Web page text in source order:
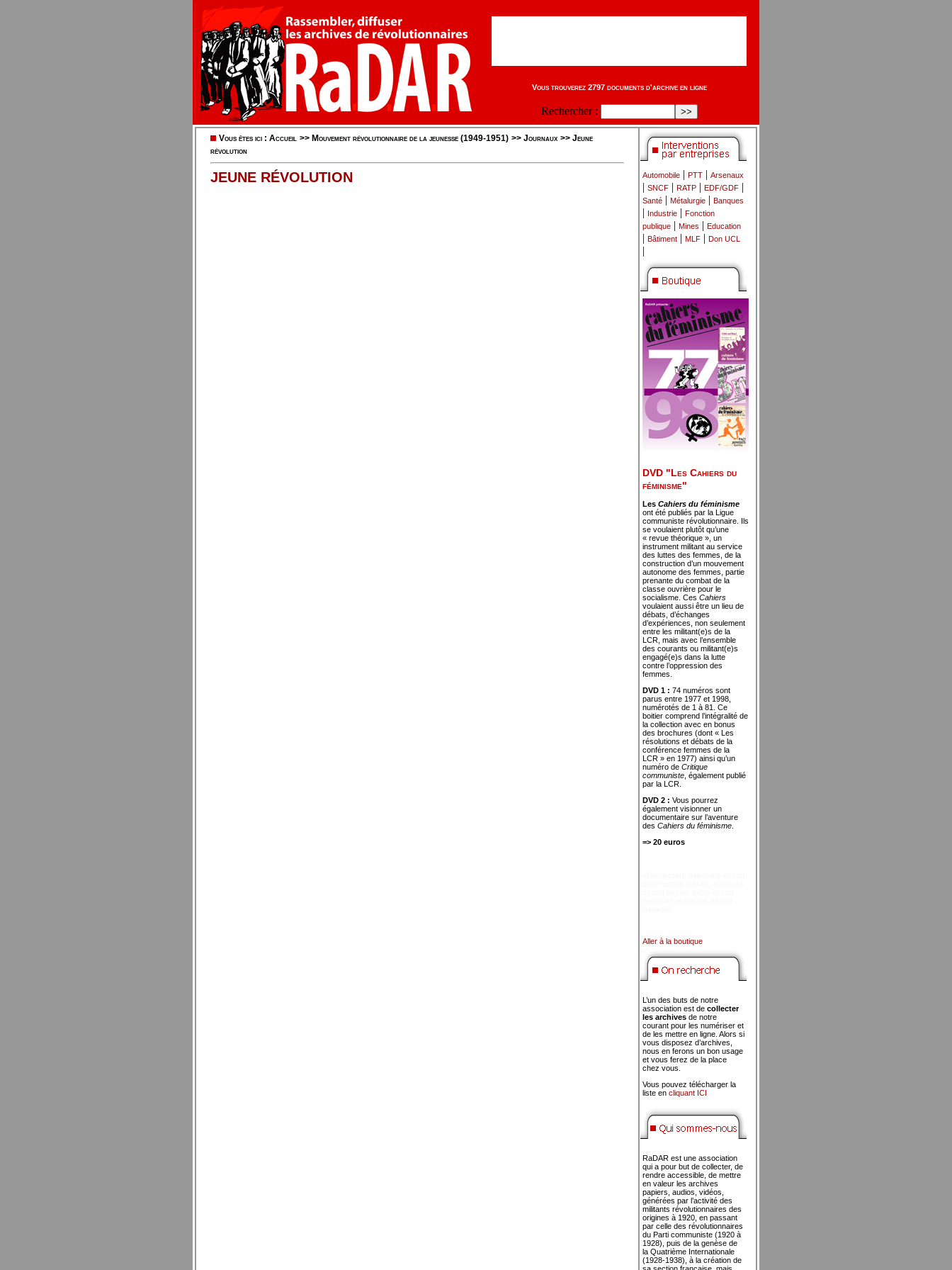
Vous trouverez 2797 documents d'archive en ligne
Rechercher :
Vous êtes ici : Accueil >> Mouvement révolutionnaire de la jeunesse (1949-1951) >> Journaux >> Jeune
révolution
JEUNE RÉVOLUTION Automobile | PTT | Arsenaux
| SNCF | RATP | EDF/GDF |
Santé | Métalurgie | Banques
| Industrie | Fonction
publique | Mines | Education
| Bâtiment | MLF | Don UCL
|
DVD "Les Cahiers du
féminisme"
Les Cahiers du féminisme
ont été publiés par la Ligue
communiste révolutionnaire. Ils
se voulaient plutôt qu’une
« revue théorique », un
instrument militant au service
des luttes des femmes, de la
construction d’un mouvement
autonome des femmes, partie
prenante du combat de la
classe ouvrière pour le
socialisme. Ces Cahiers
voulaient aussi être un lieu de
débats, d’échanges
d’expériences, non seulement
entre les militant(e)s de la
LCR, mais avec l’ensemble
des courants ou militant(e)s
engagé(e)s dans la lutte
contre l’oppression des
femmes.
DVD 1 : 74 numéros sont
parus entre 1977 et 1998,
numérotés de 1 à 81. Ce
boitier comprend l’intégralité de
la collection avec en bonus
des brochures (dont « Les
résolutions et débats de la
conférence femmes de la
LCR » en 1977) ainsi qu’un
numéro de Critique
communiste , également publié
par la LCR.
DVD 2 : Vous pourrez
également visionner un
documentaire sur l’aventure
des Cahiers du féminisme
=> 20 euros
Aller à la boutique
L’un des buts de notre
association est de collecter
les archives de notre
courant pour les numériser et
de les mettre en ligne. Alors si
vous disposez d’archives,
nous en ferons un bon usage
et vous ferez de la place
chez vous.
Vous pouvez télécharger la
liste en cliquant ICI
RaDAR est une association
qui a pour but de collecter, de
rendre accessible, de mettre
en valeur les archives
papiers, audios, vidéos,
générées par l’activité des
militants révolutionnaires des
origines à 1920, en passant
par celle des révolutionnaires
du Parti communiste (1920 à
1928), puis de la genèse de
la Quatrième Internationale
(1928-1938), à la création de